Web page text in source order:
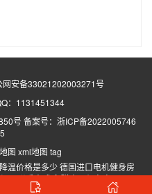
网安备33021202003271号
：1131451344
号 备案号： 浙ICP备2022005746
图 xml地图 tag
温价格是多少德国进口电机健身房
厂联系方式永磁直驱候车室HVLS吊